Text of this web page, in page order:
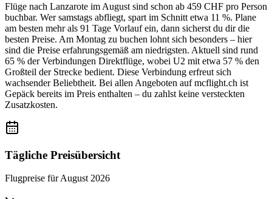
Flüge nach Lanzarote im August sind schon ab 459 CHF pro Person
buchbar. Wer samstags abfliegt, spart im Schnitt etwa 11 %. Plane
am besten mehr als 91 Tage Vorlauf ein, dann sicherst du dir die
besten Preise. Am Montag zu buchen lohnt sich besonders – hier
sind die Preise erfahrungsgemäß am niedrigsten. Aktuell sind rund
65 % der Verbindungen Direktflüge, wobei U2 mit etwa 57 % den
Großteil der Strecke bedient. Diese Verbindung erfreut sich
wachsender Beliebtheit. Bei allen Angeboten auf mcflight.ch ist
Gepäck bereits im Preis enthalten – du zahlst keine versteckten
Zusatzkosten.
Tägliche Preisübersicht
Flugpreise fürAugust 2026